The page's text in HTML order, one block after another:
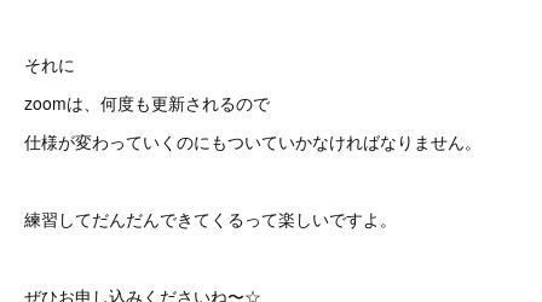
それに
zoomは、何度も更新されるので
仕様が変わっていくのにもついていかなければなりません。
練習してだんだんできてくるって楽しいですよ。
ぜひお申し込みくださいね〜☆